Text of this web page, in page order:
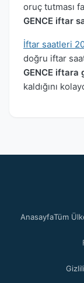
oruç tutması
GENCE iftar
İftar saatleri
doğru iftar
GENCE iftara
kaldığını
AnasayfaTüm